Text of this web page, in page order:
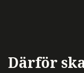
Därför